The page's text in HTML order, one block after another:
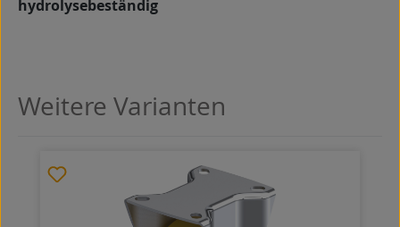
hydrolysebeständig
Produktgalerie überspringen
Weitere Varianten